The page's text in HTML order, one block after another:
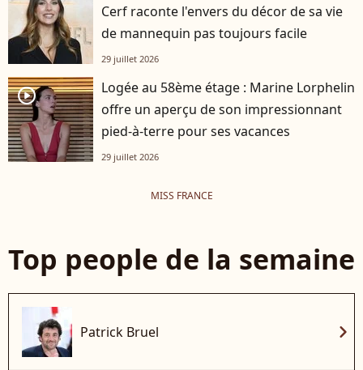
Cerf raconte l'envers du décor de sa vie
de mannequin pas toujours facile
29 juillet 2026
player2
Logée au 58ème étage : Marine Lorphelin
offre un aperçu de son impressionnant
pied-à-terre pour ses vacances
29 juillet 2026
MISS FRANCE
Top people de la semaine
Patrick Bruel chevron_right